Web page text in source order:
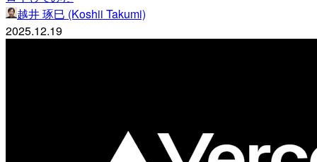
越井 琢巳 (Koshii Takumi)
2025.12.19